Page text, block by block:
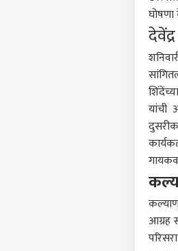
यांची
आग्रह